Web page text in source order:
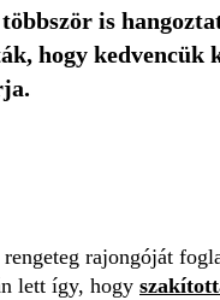
is
hogy kedvencük
rajongóját
lett így, hogy